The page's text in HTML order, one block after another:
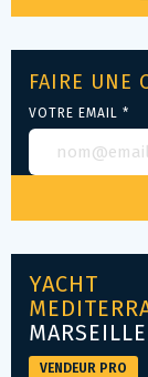
FAIRE UNE
VOTRE EMAIL *
YACHT
MARSEILLE
VENDEUR PRO